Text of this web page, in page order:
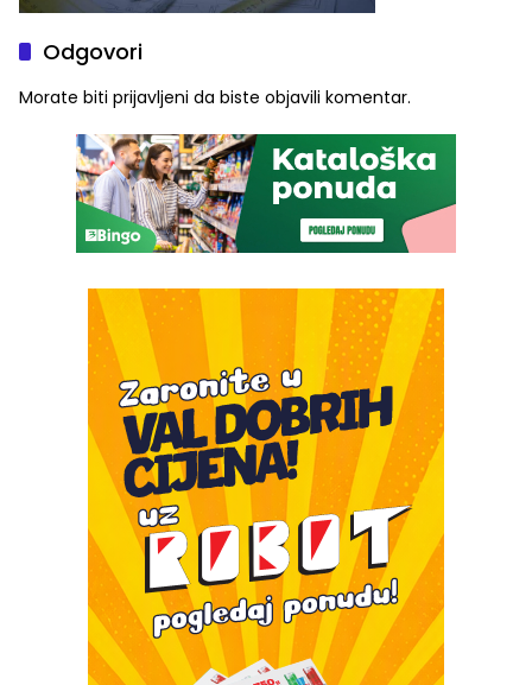
Odgovori
Morate biti prijavljeni da biste objavili komentar.